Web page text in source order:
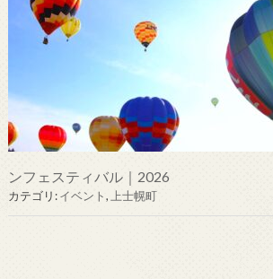
ンフェスティバル｜2026
カテゴリ:イベント,上士幌町